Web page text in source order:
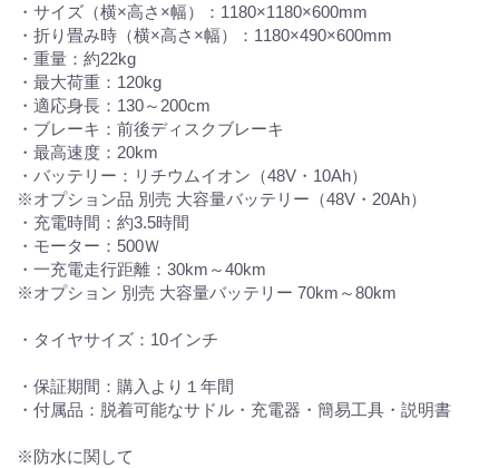
・サイズ（横×高さ×幅）：1180×1180×600mm
・折り畳み時（横×高さ×幅）：1180×490×600mm
・重量：約22kg
・最大荷重：120kg
・適応身長：130～200cm
・ブレーキ：前後ディスクブレーキ
・最高速度：20km
・バッテリー：リチウムイオン（48V・10Ah）
※オプション品 別売 大容量バッテリー（48V・20Ah）
・充電時間：約3.5時間
・モーター：500Ｗ
・一充電走行距離：30km～40km
※オプション 別売 大容量バッテリー 70km～80km
・タイヤサイズ：10インチ
・保証期間：購入より１年間
・付属品：脱着可能なサドル・充電器・簡易工具・説明書
※防水に関して